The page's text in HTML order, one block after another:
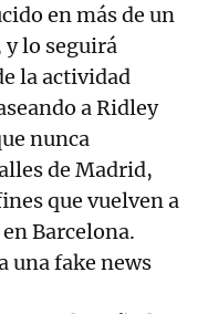
en más de un
y lo seguirá
la actividad
a Ridley
nunca
de Madrid,
que vuelven a
Barcelona.
una fake news